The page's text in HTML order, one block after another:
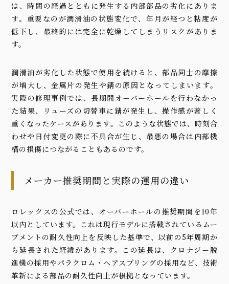
は、時間の経過とともに発生する内部部品の劣化にありま
す。重要なのが潤滑油の状態変化で、年月が経つと粘度が
低下し、最終的には完全に乾燥してしまうリスクがありま
す。
潤滑油が劣化した状態で使用を続けると、部品同士の摩擦
が増大し、金属片の発生や錆の原因となってしまいます。
実際の修理事例では、長期間オーバーホールを行わなかっ
た結果、リューズの切替車に錆が発生し、操作感が著しく
重くなったケースがあります。このような状態では、時刻合
わせや日付変更の際に不具合が生じ、最悪の場合は内部機
構の損傷につながることもあるのです。
メーカー推奨期間と実際の運用の違い
ロレックスの公式では、オーバーホールの推奨期間を10年
以内としています。これは現行モデルに搭載されているムー
ブメントの耐久性向上を反映した基準で、以前の5年周期か
ら延長された経緯があります。この延長は、クロナジー脱
進機の採用やパラクロム・ヘアスプリングの採用など、技術
革新による部品の耐久性向上が根拠となっています。